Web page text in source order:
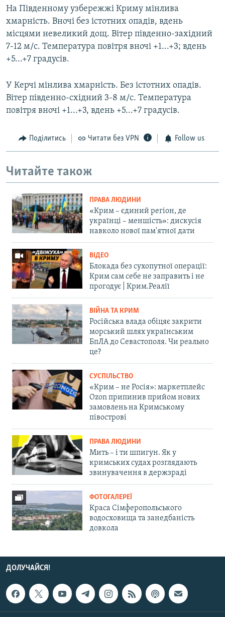
На Південному узбережжі Криму мінлива
хмарність. Вночі без істотних опадів, вдень
місцями невеликий дощ. Вітер південно-західний
7-12 м/с. Температура повітря вночі +1...+3; вдень
+5...+7 градусів.
У Керчі мінлива хмарність. Без істотних опадів.
Вітер південно-східний 3-8 м/с. Температура
повітря вночі +1...+3, вдень +5...+7 градусів.
Поділитись Читати без VPN Follow us
Читайте також
ПРАВА ЛЮДИНИ
«Крим – єдиний регіон, де
українці – меншість»: дискусія
навколо нової пам'ятної дати
ВІДЕО
Блокада без сухопутної операції:
Крим сам себе не заправить і не
прогодує | Крим.Реалії
ВІЙНА ТА КРИМ
Російська влада обіцяє закрити
морський шлях українським
БпЛА до Севастополя. Чи реально
це?
СУСПІЛЬСТВО
«Крим – не Росія»: маркетплейс
Ozon припинив прийом нових
замовлень на Кримському
півострові
ПРАВА ЛЮДИНИ
Мить – і ти шпигун. Як у
кримських судах розглядають
звинувачення в держзраді
ФОТОГАЛЕРЕЇ
Краса Сімферопольського
водосховища та занедбаність
довкола
ДОЛУЧАЙСЯ!